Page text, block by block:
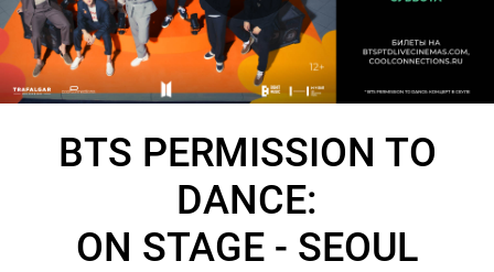
BTS PERMISSION TO
DANCE:
ON STAGE - SEOUL